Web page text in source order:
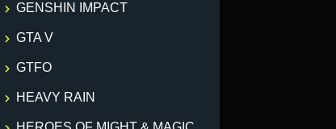
GENSHIN IMPACT
GTA V
GTFO
HEAVY RAIN